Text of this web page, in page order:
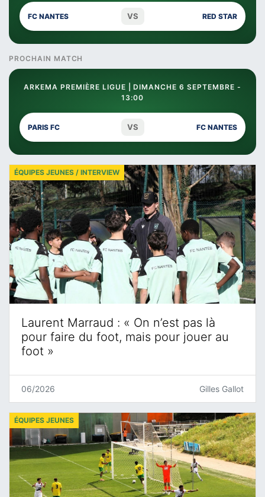
FC NANTES VS RED STAR
PROCHAIN MATCH
ARKEMA PREMIÈRE LIGUE | DIMANCHE 6 SEPTEMBRE -
13:00
PARIS FC VS FC NANTES
Laurent Marraud : « On n’est pas là
pour faire du foot, mais pour jouer au
foot »
ÉQUIPES JEUNES / INTERVIEW
06/2026 Gilles Gallot
ÉQUIPES JEUNES